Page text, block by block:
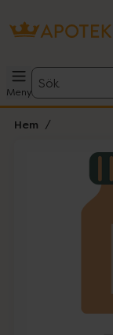
Meny
Sök
Hem
Lista: